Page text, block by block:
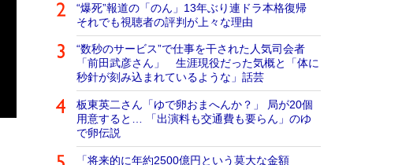
“爆死”報道の「のん」13年ぶり連ドラ本格復帰
それでも視聴者の評判が上々な理由
“数秒のサービス”で仕事を干された人気司会者
「前田武彦さん」 生涯現役だった気概と「体に
秒針が刻み込まれているような」話芸
板東英二さん「ゆで卵おまへんか？」 局が20個
用意すると… 「出演料も交通費も要らん」のゆ
で卵伝説
「将来的に年約2500億円という莫大な金額